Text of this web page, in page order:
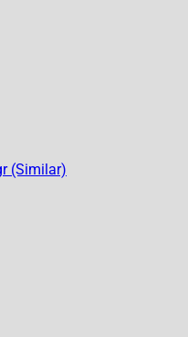
(Similar)